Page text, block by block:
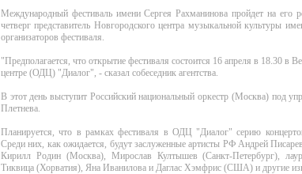
Международный фестиваль имени Сергея Рахманинова пройдет на его
четверг представитель Новгородского центра музыкальной культуры
организаторов фестиваля.
"Предполагается, что открытие фестиваля состоится 16 апреля в 18.30 в
центре (ОДЦ) "Диалог", - сказал собеседник агентства.
В этот день выступит Российский национальный оркестр (Москва) под
Плетнева.
Планируется, что в рамках фестиваля в ОДЦ "Диалог" серию
Среди них, как ожидается, будут заслуженные артисты РФ Андрей
Кирилл Родин (Москва), Мирослав Култышев (Санкт-Петербург),
Тиквица (Хорватия), Яна Иванилова и Даглас Хэмфрис (США) и другие